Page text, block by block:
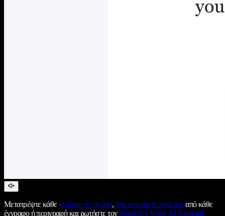
Μετατρέψτε κάθεκείμενο σε ομιλία,δημιουργήστε podcastsαπό κάθε
έγγραφο ή περιγραφή και ρωτήστε τον Speechify Voice AI Assistant